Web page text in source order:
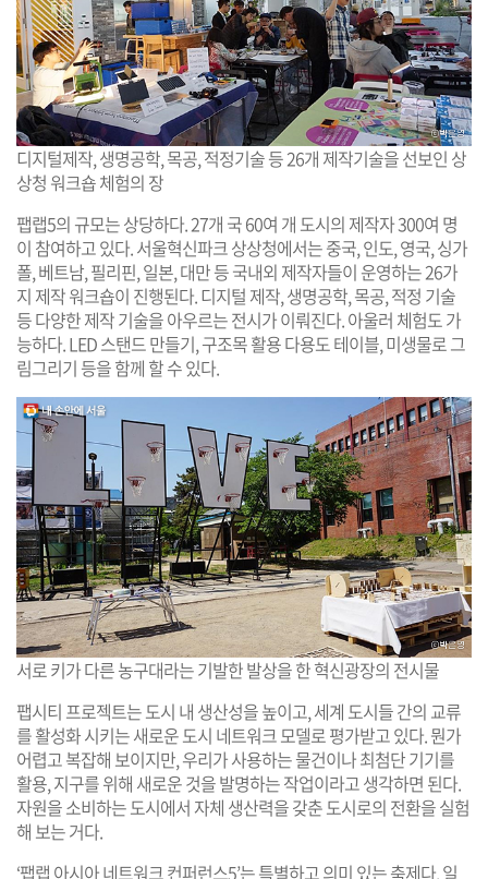
디지털제작, 생명공학, 목공, 적정기술 등 26개 제작기술을 선보인 상
상청 워크숍 체험의 장
팹랩5의 규모는 상당하다. 27개 국 60여 개 도시의 제작자 300여 명
이 참여하고 있다. 서울혁신파크 상상청에서는 중국, 인도, 영국, 싱가
폴, 베트남, 필리핀, 일본, 대만 등 국내외 제작자들이 운영하는 26가
지 제작 워크숍이 진행된다. 디지털 제작, 생명공학, 목공, 적정 기술
등 다양한 제작 기술을 아우르는 전시가 이뤄진다. 아울러 체험도 가
능하다. LED 스탠드 만들기, 구조목 활용 다용도 테이블, 미생물로 그
림그리기 등을 함께 할 수 있다.
서로 키가 다른 농구대라는 기발한 발상을 한 혁신광장의 전시물
팹시티 프로젝트는 도시 내 생산성을 높이고, 세계 도시들 간의 교류
를 활성화 시키는 새로운 도시 네트워크 모델로 평가받고 있다. 뭔가
어렵고 복잡해 보이지만, 우리가 사용하는 물건이나 최첨단 기기를
활용, 지구를 위해 새로운 것을 발명하는 작업이라고 생각하면 된다.
자원을 소비하는 도시에서 자체 생산력을 갖춘 도시로의 전환을 실험
해 보는 거다.
‘팹랩 아시아 네트워크 컨퍼런스5’는 특별하고 의미 있는 축제다. 일